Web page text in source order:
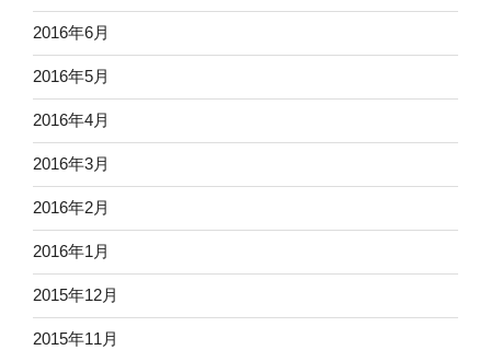
2016年6月
2016年5月
2016年4月
2016年3月
2016年2月
2016年1月
2015年12月
2015年11月